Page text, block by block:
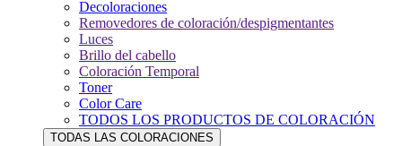
Decoloraciones
Removedores de coloración/despigmentantes
Luces
Brillo del cabello
Coloración Temporal
Toner
Color Care
TODOS LOS PRODUCTOS DE COLORACIÓN
TODAS LAS COLORACIONES